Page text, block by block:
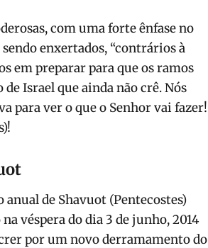
com uma forte ênfase no
enxertados, “contrários à
em preparar para que os ramos
Israel que ainda não crê. Nós
para ver o que o Senhor vai fazer!
anual de Shavuot (Pentecostes)
véspera do dia 3 de junho, 2014
por um novo derramamento do